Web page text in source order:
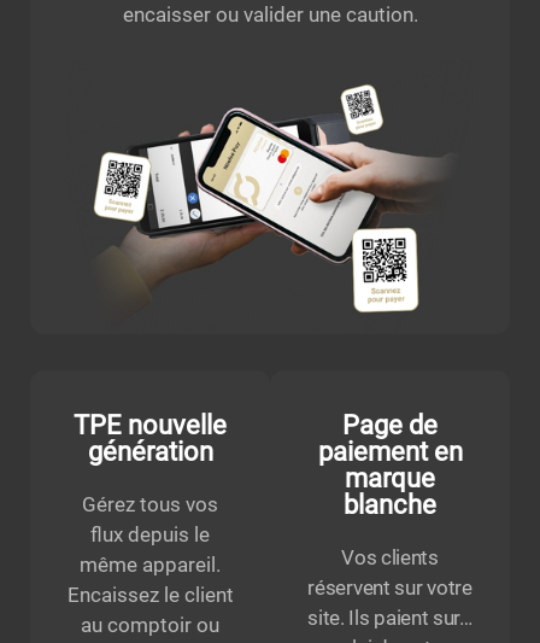
encaisser ou valider une caution.
TPE nouvelle
génération
Gérez tous vos
flux depuis le
même appareil.
Encaissez le client
au comptoir ou
Page de
paiement en
marque
blanche
Vos clients
réservent sur votre
site. Ils paient sur…